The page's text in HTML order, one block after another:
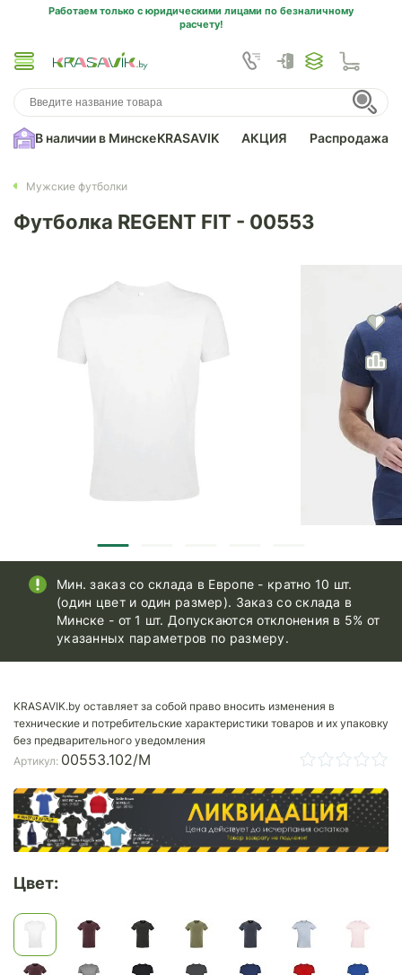
Работаем только с юридическими лицами по безналичному
расчету!
В наличии в МинскеKRASAVIK АКЦИЯ Распродажа
Мужские футболки
Футболка REGENT FIT - 00553
Мин. заказ со склада в Европе - кратно 10 шт.
(один цвет и один размер). Заказ со склада в
Минске - от 1 шт. Допускаются отклонения в 5% от
указанных параметров по размеру.
KRASAVIK.by оставляет за собой право вносить изменения в
технические и потребительские характеристики товаров и их упаковку
без предварительного уведомления
Артикул: 00553.102/M
Цвет: